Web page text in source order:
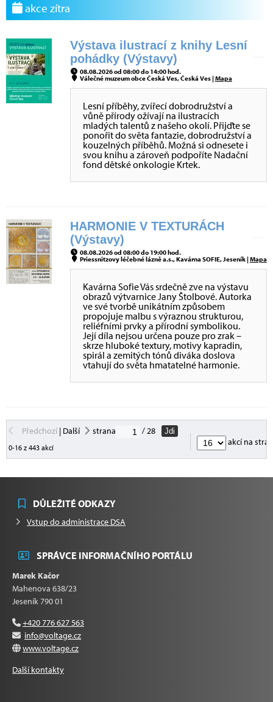
akce zítra
Výstava ilustrací z knihy Lesní
pohádky (Výstavy)
08.08.2026 od 08:00 do 14:00 hod.
Válečné muzeum obce Česká Ves, Česká Ves |Mapa
Lesní příběhy, zvířecí dobrodružství a
vůně přírody ožívají na ilustracích
mladých talentů z našeho okolí. Přijďte se
ponořit do světa fantazie, dobrodružství a
kouzelných příběhů. Možná si odnesete i
svou knihu a zároveň podpoříte Nadační
fond dětské onkologie Krtek.
HARMONIE V TEXTURÁCH
(Výstavy)
08.08.2026 od 08:00 do 19:00 hod.
Priessnitzovy léčebné lázně a.s., Kavárna SOFIE, Jeseník |Mapa
Kavárna Sofie Vás srdečně zve na výstavu
obrazů výtvarnice Jany Štolbové. Autorka
ve své tvorbě unikátním způsobem
propojuje malbu s výraznou strukturou,
reliéfními prvky a přírodní symbolikou.
Její díla nejsou určena pouze pro zrak –
skrze hluboké textury, motivy kapradin,
spirál a zemitých tónů diváka doslova
vtahují do světa hmatatelné harmonie.
Předchozí| Další strana / 28
Jdi
0-16 z 443 akcí
akcí na
DŮLEŽITÉ ODKAZY
Vstup do administrace DSA
SPRÁVCE INFORMAČNÍHO PORTÁLU
Marek Kačor
Mahenova 638/23
Jeseník 790 01
+420 776 627 563
info@voltage.cz
www.voltage.cz
Další kontakty